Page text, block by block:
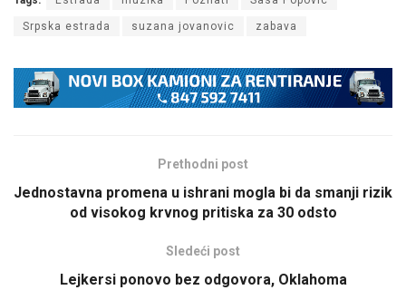
Srpska estrada suzana jovanovic zabava
Prethodni post
Jednostavna promena u ishrani mogla bi da smanji rizik
od visokog krvnog pritiska za 30 odsto
Sledeći post
Lejkersi ponovo bez odgovora, Oklahoma